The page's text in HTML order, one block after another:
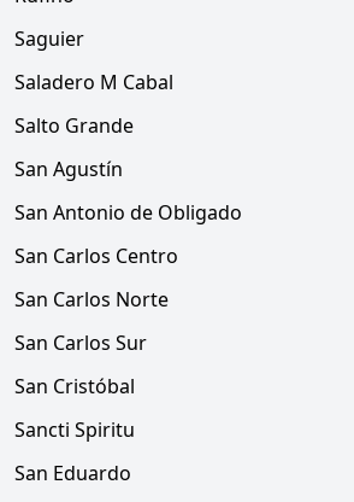
Saguier
Saladero M Cabal
Salto Grande
San Agustín
San Antonio de Obligado
San Carlos Centro
San Carlos Norte
San Carlos Sur
San Cristóbal
Sancti Spiritu
San Eduardo